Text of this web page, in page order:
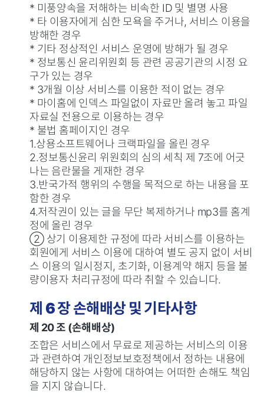
* 미풍양속을 저해하는 비속한 ID 및 별명 사용
* 타 이용자에게 심한 모욕을 주거나, 서비스 이용을
방해한 경우
* 기타 정상적인 서비스 운영에 방해가 될 경우
* 정보통신 윤리위원회 등 관련 공공기관의 시정 요
구가 있는 경우
* 3개월 이상 서비스를 이용한 적이 없는 경우
* 마이홈에 인덱스 파일없이 자료만 올려 놓고 파일
자료실 전용으로 이용하는 경우
* 불법 홈페이지인 경우
1.상용소프트웨어나 크랙파일을 올린 경우
2.정보통신윤리 위원회의 심의 세칙 제 7조에 어긋
나는 음란물을 게재한 경우
3.반국가적 행위의 수행을 목적으로 하는 내용을 포
함한 경우
4.저작권이 있는 글을 무단 복제하거나 mp3를 홈계
정에 올린 경우
② 상기 이용제한 규정에 따라 서비스를 이용하는
회원에게 서비스 이용에 대하여 별도 공지 없이 서비
스 이용의 일시정지, 초기화, 이용계약 해지 등을 불
량이용자 처리규정에 따라 취할 수 있습니다.
제 6 장 손해배상 및 기타사항
제 20 조 (손해배상)
조합은 서비스에서 무료로 제공하는 서비스의 이용
과 관련하여 개인정보보호정책에서 정하는 내용에
해당하지 않는 사항에 대하여는 어떠한 손해도 책임
을 지지 않습니다.